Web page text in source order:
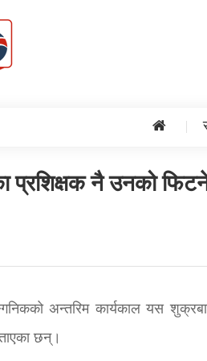
प्रशिक्षक नै उनको
अन्तरिम कार्यकाल यस
छन्।